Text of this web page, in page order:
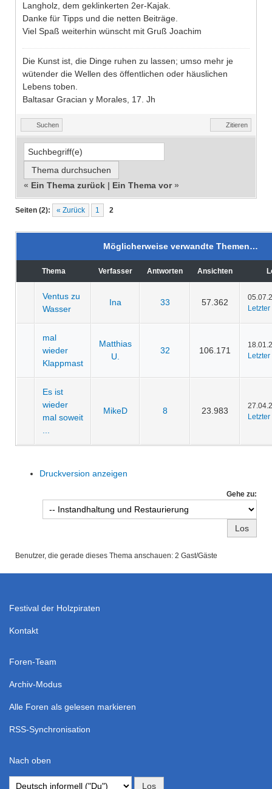
Langholz, dem geklinkerten 2er-Kajak.
Danke für Tipps und die netten Beiträge.
Viel Spaß weiterhin wünscht mit Gruß Joachim
Die Kunst ist, die Dinge ruhen zu lassen; umso mehr je
wütender die Wellen des öffentlichen oder häuslichen
Lebens toben.
Baltasar Gracian y Morales, 17. Jh
Suchen Zitieren
« Ein Thema zurück | Ein Thema vor»
Seiten (2): « Zurück 1 2
Möglicherweise verwandte Themen…
Thema Verfasser Antworten Ansichten
Ventus zu
Wasser
Ina 33 57.362
mal
wieder
Klappmast
Matthias
U.
32 106.171
Es ist
wieder
mal soweit
MikeD 8 23.983
Druckversion anzeigen
Gehe zu:
Benutzer, die gerade dieses Thema anschauen: 2 Gast/Gäste
Festival der Holzpiraten
Kontakt
Foren-Team
Archiv-Modus
Alle Foren als gelesen markieren
RSS-Synchronisation
Nach oben